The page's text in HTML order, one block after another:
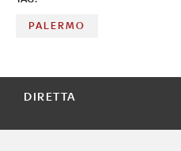
PALERMO
DIRETTA